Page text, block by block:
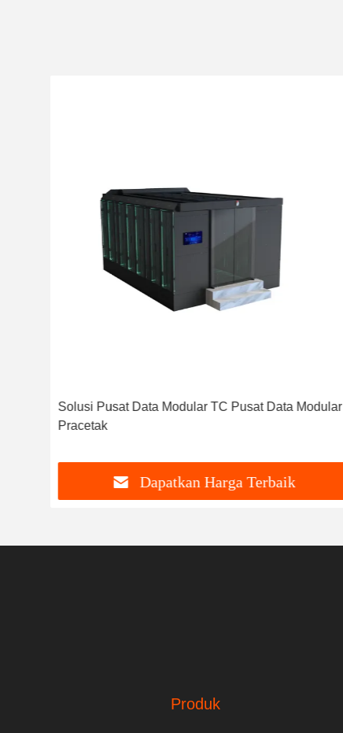
Solusi Pusat Data Modular TC Pusat Data Modular
Pracetak
Dapatkan Harga Terbaik
Produk